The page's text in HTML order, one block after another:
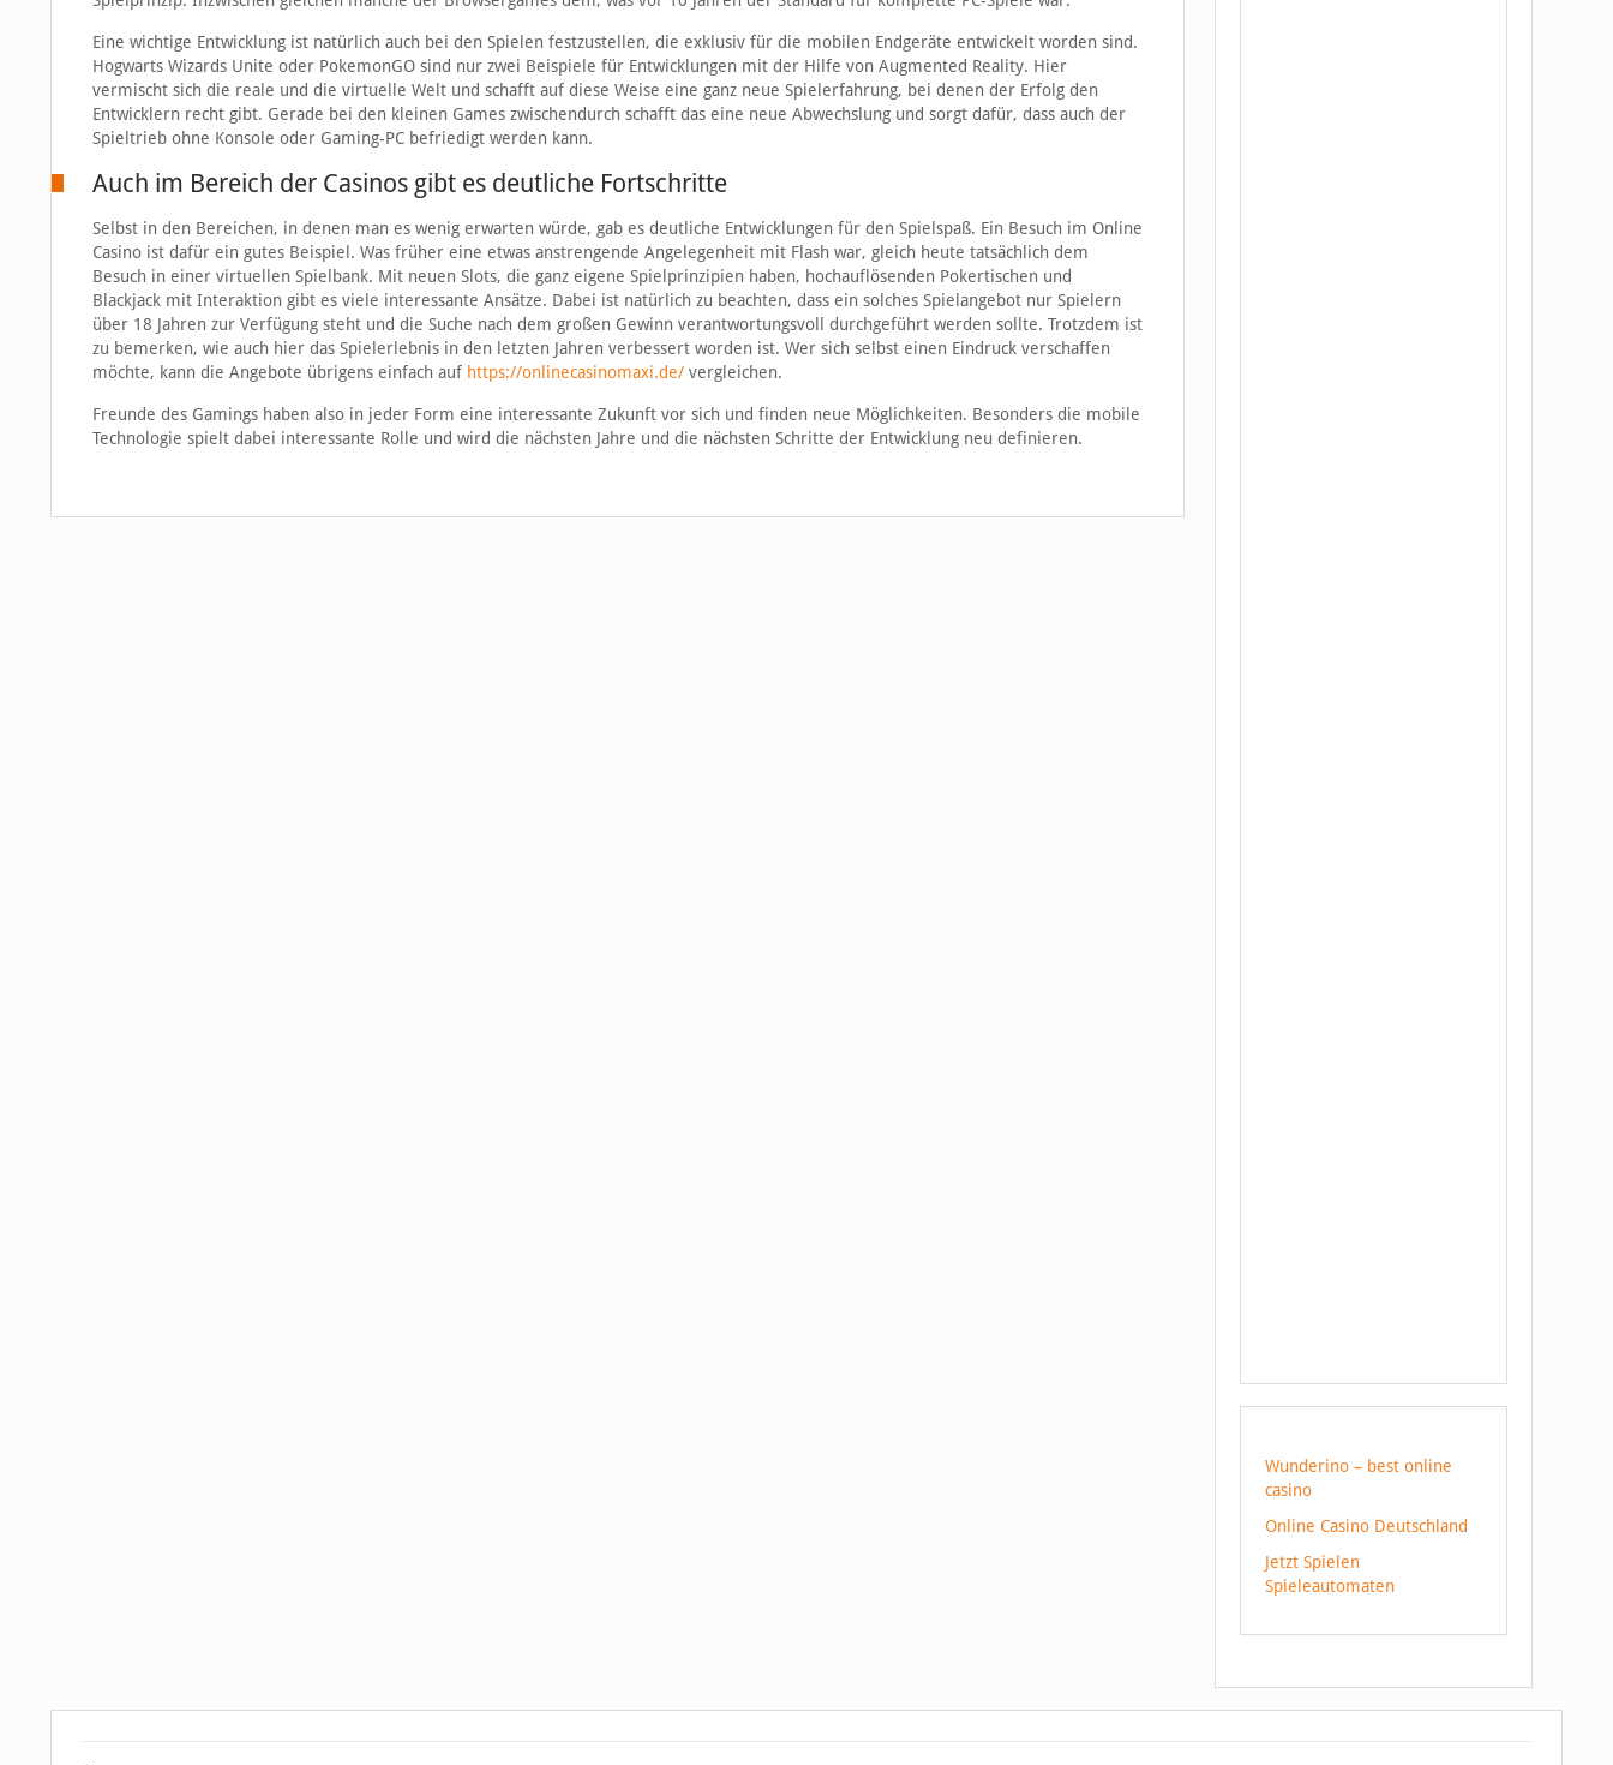
Eine wichtige Entwicklung ist natürlich auch bei den Spielen festzustellen, die exklusiv für die mobilen Endgeräte entwickelt worden sind.
Hogwarts Wizards Unite oder PokemonGO sind nur zwei Beispiele für Entwicklungen mit der Hilfe von Augmented Reality. Hier
vermischt sich die reale und die virtuelle Welt und schafft auf diese Weise eine ganz neue Spielerfahrung, bei denen der Erfolg den
Entwicklern recht gibt. Gerade bei den kleinen Games zwischendurch schafft das eine neue Abwechslung und sorgt dafür, dass auch der
Spieltrieb ohne Konsole oder Gaming-PC befriedigt werden kann.
Auch im Bereich der Casinos gibt es deutliche Fortschritte
Selbst in den Bereichen, in denen man es wenig erwarten würde, gab es deutliche Entwicklungen für den Spielspaß. Ein Besuch im Online
Casino ist dafür ein gutes Beispiel. Was früher eine etwas anstrengende Angelegenheit mit Flash war, gleich heute tatsächlich dem
Besuch in einer virtuellen Spielbank. Mit neuen Slots, die ganz eigene Spielprinzipien haben, hochauflösenden Pokertischen und
Blackjack mit Interaktion gibt es viele interessante Ansätze. Dabei ist natürlich zu beachten, dass ein solches Spielangebot nur Spielern
über 18 Jahren zur Verfügung steht und die Suche nach dem großen Gewinn verantwortungsvoll durchgeführt werden sollte. Trotzdem ist
zu bemerken, wie auch hier das Spielerlebnis in den letzten Jahren verbessert worden ist. Wer sich selbst einen Eindruck verschaffen
möchte, kann die Angebote übrigens einfach auf https://onlinecasinomaxi.de/vergleichen.
Freunde des Gamings haben also in jeder Form eine interessante Zukunft vor sich und finden neue Möglichkeiten. Besonders die mobile
Technologie spielt dabei interessante Rolle und wird die nächsten Jahre und die nächsten Schritte der Entwicklung neu definieren.
Wunderino – best online
casino
Online Casino Deutschland
Jetzt Spielen
Spieleautomaten